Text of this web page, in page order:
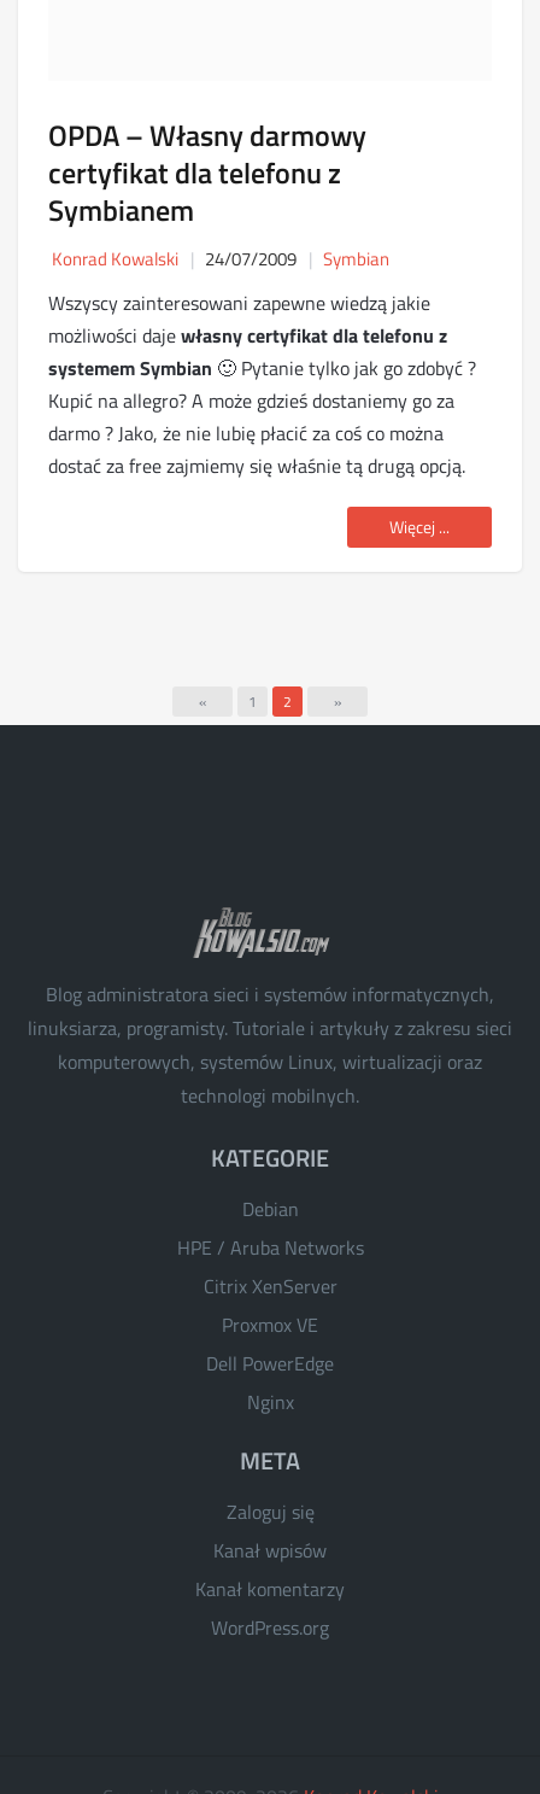
OPDA – Własny darmowy
certyfikat dla telefonu z
Symbianem
Konrad Kowalski 24/07/2009 Symbian
Wszyscy zainteresowani zapewne wiedzą jakie
możliwości dajewłasny certyfikat dla telefonu z
systemem Symbian 🙂 Pytanie tylko jak go zdobyć ?
Kupić na allegro? A może gdzieś dostaniemy go za
darmo ? Jako, że nie lubię płacić za coś co można
dostać za free zajmiemy się właśnie tą drugą opcją.
Więcej ...
« 1 2 »
Blog administratora sieci i systemów informatycznych,
linuksiarza, programisty. Tutoriale i artykuły z zakresu sieci
komputerowych, systemów Linux, wirtualizacji oraz
technologi mobilnych.
KATEGORIE
Debian
HPE / Aruba Networks
Citrix XenServer
Proxmox VE
Dell PowerEdge
Nginx
META
Zaloguj się
Kanał wpisów
Kanał komentarzy
WordPress.org